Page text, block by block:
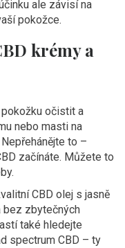
ale závisí na
pokožce.
krémy a
očistit a
nebo masti na
to –
začínáte. Můžete to
CBD olej s jasně
bez zbytečných
také hledejte
spectrum CBD – ty